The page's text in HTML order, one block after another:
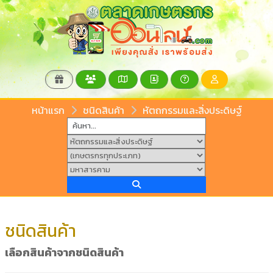
หน้าแรก ชนิดสินค้า หัตถกรรมและสิ่งประดิษฐ์
ชนิดสินค้า
เลือกสินค้าจากชนิดสินค้า